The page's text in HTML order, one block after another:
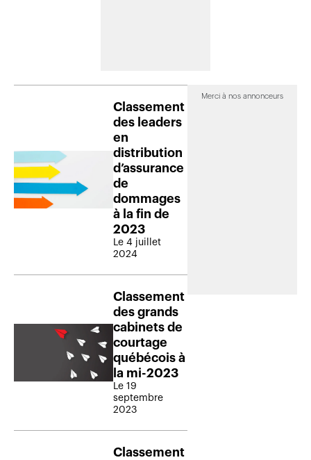
Classement
des leaders
en
distribution
d’assurance
de
dommages
à la fin de
2023
Le 4 juillet
2024
Classement
des grands
cabinets de
courtage
québécois à
la mi-2023
Le 19
septembre
2023
Classement
Merci à nos annonceurs